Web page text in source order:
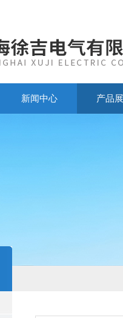
新闻中心 产品